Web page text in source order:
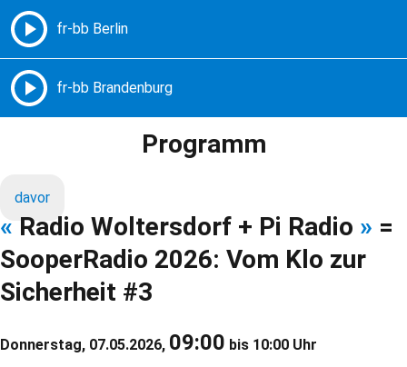
Freie Radios – Berlin Brandenburg
Programm
davor
« Radio Woltersdorf + Pi Radio » =
SooperRadio 2026: Vom Klo zur
Sicherheit #3
Donnerstag, 07.05.2026, 09:00 bis 10:00 Uhr